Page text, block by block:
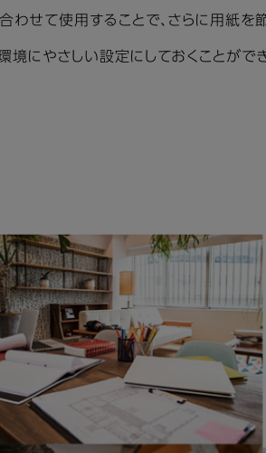
せて使用することで、さらに用紙を
にやさしい設定にしておくことができ